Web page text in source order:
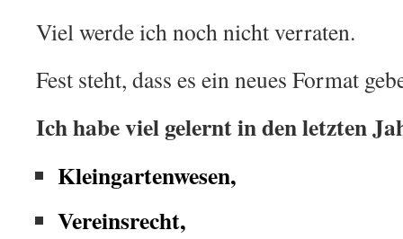
Viel werde ich noch nicht verraten.
Fest steht, dass es ein neues Format
Ich habe viel gelernt in den letzten
Kleingartenwesen,
Vereinsrecht,